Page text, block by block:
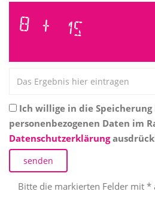
personenbezogenen Daten im
Datenschutzerklärung
Bitte die markierten Felder mit *